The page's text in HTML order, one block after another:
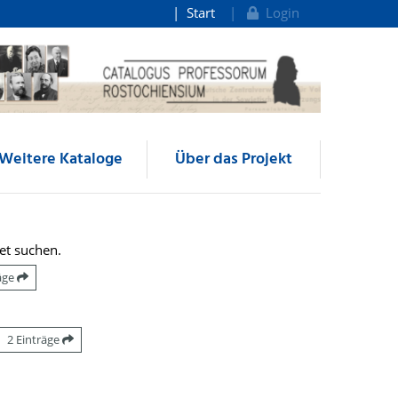
Start Login
Kataloge Über das Projekt
suchen.
2 Einträge